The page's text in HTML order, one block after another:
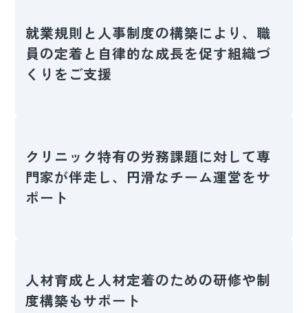
就業規則と人事制度の構築により、職
員の定着と自律的な成長を促す組織づ
くりをご支援
クリニック特有の労務課題に対して専
門家が伴走し、円滑なチーム運営をサ
ポート
人材育成と人材定着のための研修や制
度構築もサポート